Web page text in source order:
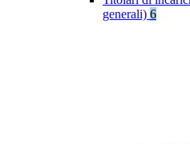
generali) 6